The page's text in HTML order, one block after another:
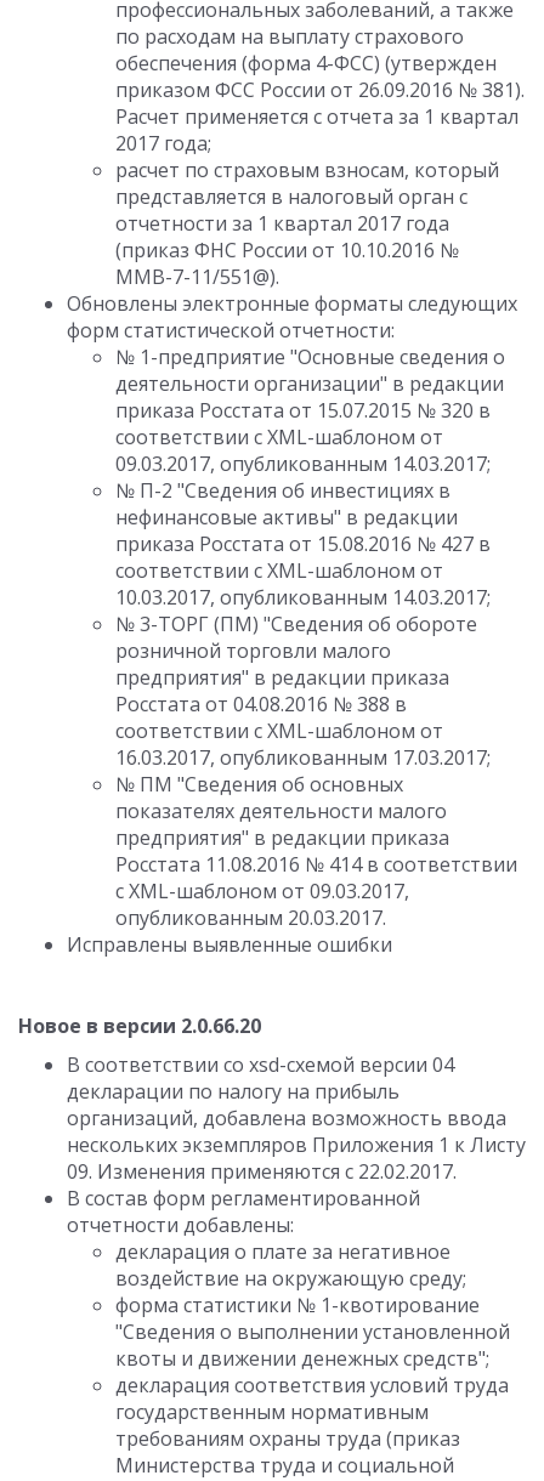
профессиональных заболеваний, а также
по расходам на выплату страхового
обеспечения (форма 4-ФСС) (утвержден
приказом ФСС России от 26.09.2016 № 381).
Расчет применяется с отчета за 1 квартал
2017 года;
расчет по страховым взносам, который
представляется в налоговый орган с
отчетности за 1 квартал 2017 года
(приказ ФНС России от 10.10.2016 №
ММВ-7-11/551@).
Обновлены электронные форматы следующих
форм статистической отчетности:
№ 1-предприятие "Основные сведения о
деятельности организации" в редакции
приказа Росстата от 15.07.2015 № 320 в
соответствии с XML-шаблоном от
09.03.2017, опубликованным 14.03.2017;
№ П-2 "Сведения об инвестициях в
нефинансовые активы" в редакции
приказа Росстата от 15.08.2016 № 427 в
соответствии с XML-шаблоном от
10.03.2017, опубликованным 14.03.2017;
№ 3-ТОРГ (ПМ) "Сведения об обороте
розничной торговли малого
предприятия" в редакции приказа
Росстата от 04.08.2016 № 388 в
соответствии с XML-шаблоном от
16.03.2017, опубликованным 17.03.2017;
№ ПМ "Сведения об основных
показателях деятельности малого
предприятия" в редакции приказа
Росстата 11.08.2016 № 414 в соответствии
с XML-шаблоном от 09.03.2017,
опубликованным 20.03.2017.
Исправлены выявленные ошибки
Новое в версии 2.0.66.20
В соответствии со xsd-схемой версии 04
декларации по налогу на прибыль
организаций, добавлена возможность ввода
нескольких экземпляров Приложения 1 к Листу
09. Изменения применяются с 22.02.2017.
В состав форм регламентированной
отчетности добавлены:
декларация о плате за негативное
воздействие на окружающую среду;
форма статистики № 1-квотирование
"Сведения о выполнении установленной
квоты и движении денежных средств";
декларация соответствия условий труда
государственным нормативным
требованиям охраны труда (приказ
Министерства труда и социальной